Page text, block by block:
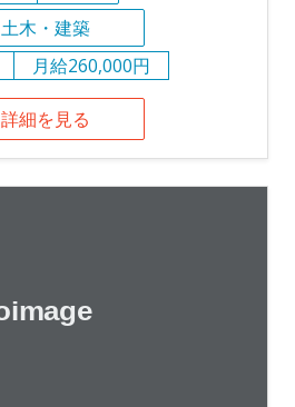
土木・建築
月給260,000円
詳細を見る